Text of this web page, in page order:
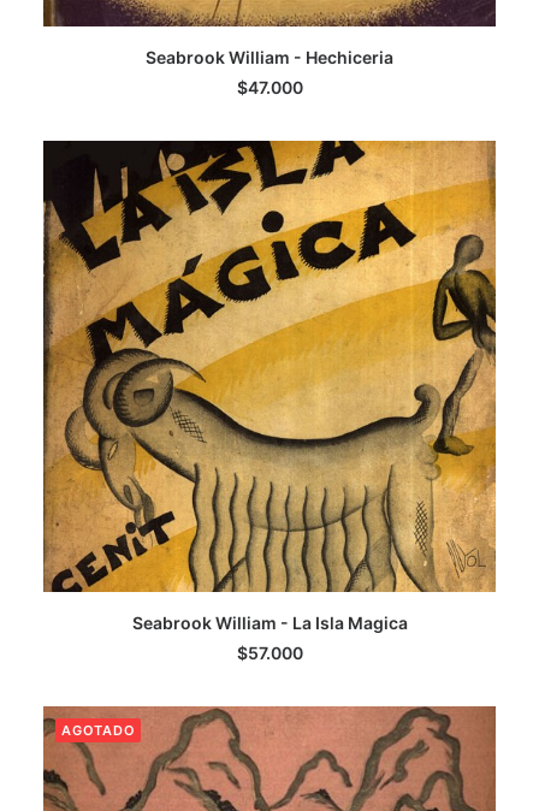
AGREGAR AL CARRITO
Seabrook William - Hechiceria
$47.000
AGREGAR AL CARRITO
Seabrook William - La Isla Magica
$57.000
AGOTADO